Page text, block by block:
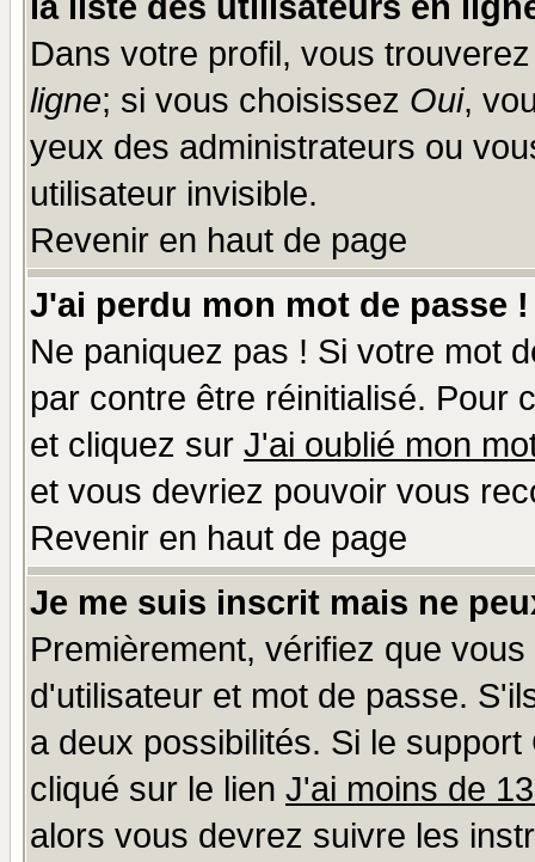
Dans votre profil, vous
ligne; si vous choisissez Oui,
yeux des administrateurs ou
utilisateur invisible.
Revenir en haut de page
J'ai perdu mon mot de passe !
Ne paniquez pas ! Si votre mot
par contre être réinitialisé. Pour
et cliquez sur J'ai oublié mon
et vous devriez pouvoir vous
Revenir en haut de page
Je me suis inscrit mais ne
Premièrement, vérifiez que
d'utilisateur et mot de passe.
a deux possibilités. Si le
cliqué sur le lien J'ai moins de
alors vous devrez suivre les